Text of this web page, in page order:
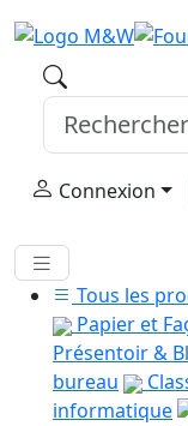
Connexion
Tous les
Papier et
Présentoir &
bureau
informatique